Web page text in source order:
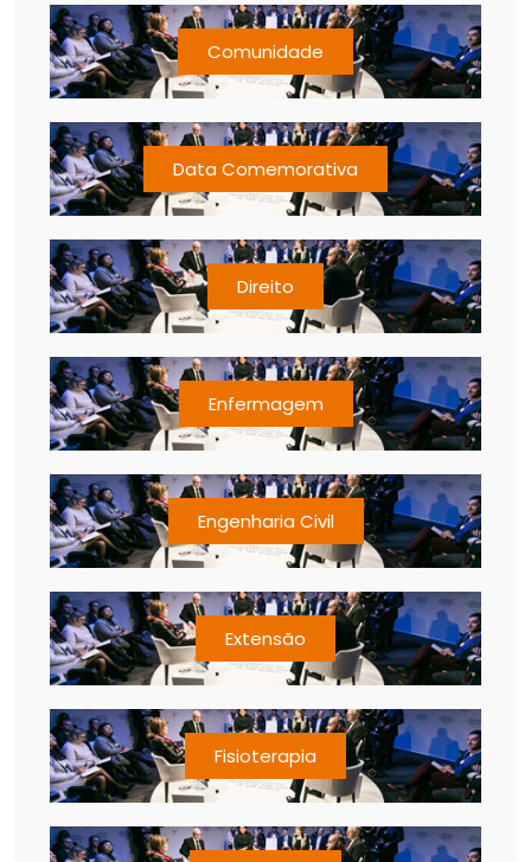
Comunidade
Data Comemorativa
Direito
Enfermagem
Engenharia Civil
Extensão
Fisioterapia